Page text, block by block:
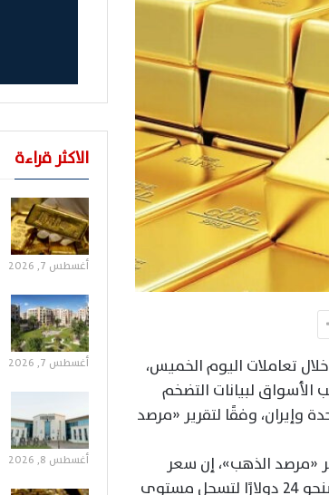
تعاملات اليوم الخميس،
لبيانات التضخم
وإيران، وفقًا لتقرير «مرصد
«مرصد الذهب»، إن سعر
جرام الذهب عيار 21 سجل نحو 7200 جنيه، بينما ارتفعت الأوقية عالميًا بنحو 24 دولارًا لتسجل مستوى
الاكثر قراءة
أغسطس 7, 2026
أغسطس 7, 2026
أغسطس 8, 2026